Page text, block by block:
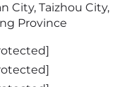
City, Taizhou City,
Province